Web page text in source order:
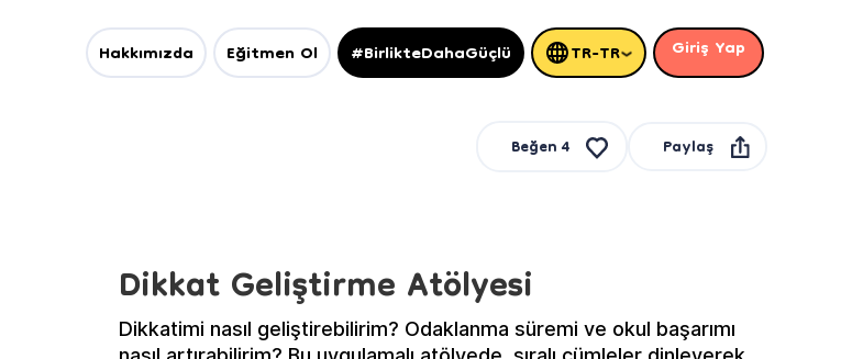
Hakkımızda Eğitmen Ol #BirlikteDahaGüçlü TR-TR Giriş Yap
Beğen4
Paylaş
Dikkat Geliştirme Atölyesi
Dikkatimi nasıl geliştirebilirim? Odaklanma süremi ve okul başarımı